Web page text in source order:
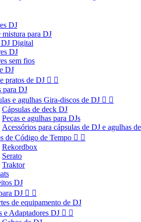
DJ
mistura para DJ
DJ Digital
DJ
sem fios
DJ
pratos de DJ  
para DJ
e agulhas Gira-discos de DJ  
Cápsulas de deck DJ
Peças e agulhas para DJs
Acessórios para cápsulas de DJ e agulhas
de Código de Tempo  
Rekordbox
Serato
Traktor
DJ
DJ  
de equipamento de DJ
e Adaptadores DJ  